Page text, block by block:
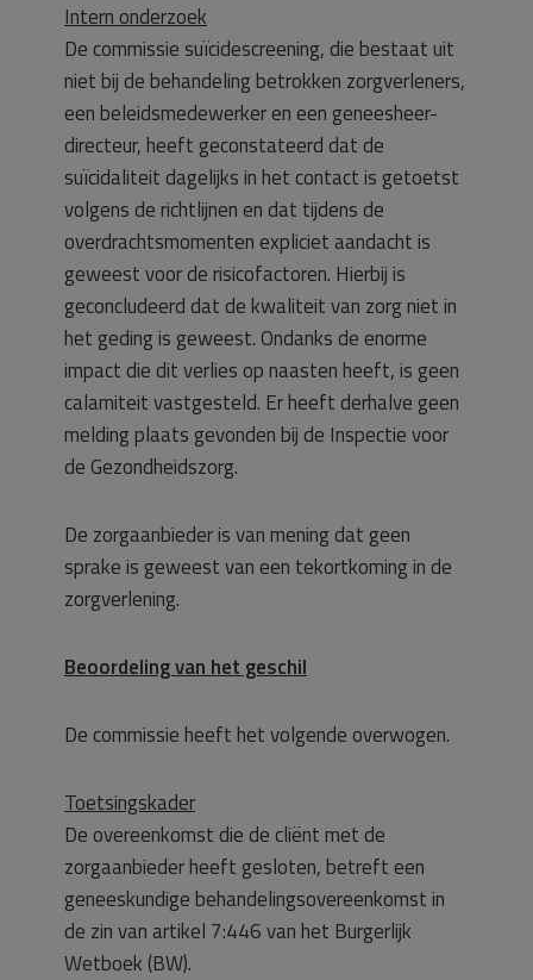
Intern onderzoek
De commissie suïcidescreening, die bestaat uit
niet bij de behandeling betrokken zorgverleners,
een beleidsmedewerker en een geneesheer-
directeur, heeft geconstateerd dat de
suïcidaliteit dagelijks in het contact is getoetst
volgens de richtlijnen en dat tijdens de
overdrachtsmomenten expliciet aandacht is
geweest voor de risicofactoren. Hierbij is
geconcludeerd dat de kwaliteit van zorg niet in
het geding is geweest. Ondanks de enorme
impact die dit verlies op naasten heeft, is geen
calamiteit vastgesteld. Er heeft derhalve geen
melding plaats gevonden bij de Inspectie voor
de Gezondheidszorg.
De zorgaanbieder is van mening dat geen
sprake is geweest van een tekortkoming in de
zorgverlening.
Beoordeling van het geschil
De commissie heeft het volgende overwogen.
Toetsingskader
De overeenkomst die de cliënt met de
zorgaanbieder heeft gesloten, betreft een
geneeskundige behandelingsovereenkomst in
de zin van artikel 7:446 van het Burgerlijk
Wetboek (BW).